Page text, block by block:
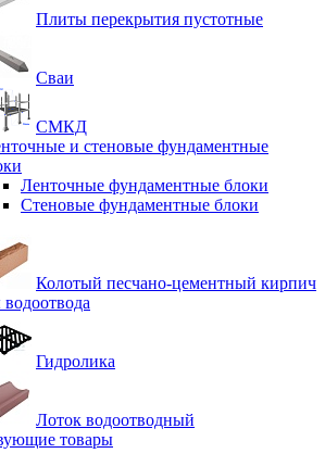
Плиты перекрытия пустотные
Сваи
СМКД
и стеновые фундаментные
Ленточные фундаментные блоки
Стеновые фундаментные блоки
Колотый песчано-цементный кирпич
Гидролика
Лоток водоотводный
товары